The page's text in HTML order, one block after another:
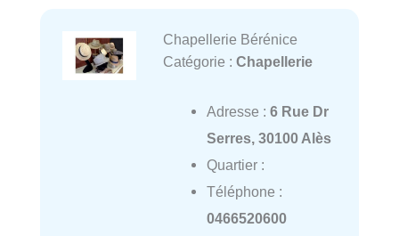
Chapellerie Bérénice
Catégorie : Chapellerie
Adresse : 6 Rue Dr
Serres, 30100 Alès
Quartier :
Téléphone :
0466520600